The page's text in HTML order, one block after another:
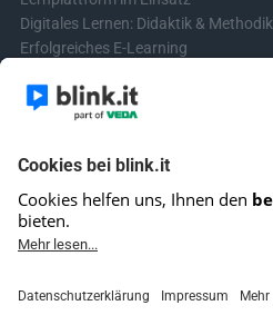
Digitales Lernen: Didaktik & Methodik
Erfolgreiches E-Learning
Learning & Development
Videos für Online-Kurse erstellen
Kontakt aufnehmen
Kontaktformular
Fragen? Schreibe uns!
E-Mail-Kundensupport